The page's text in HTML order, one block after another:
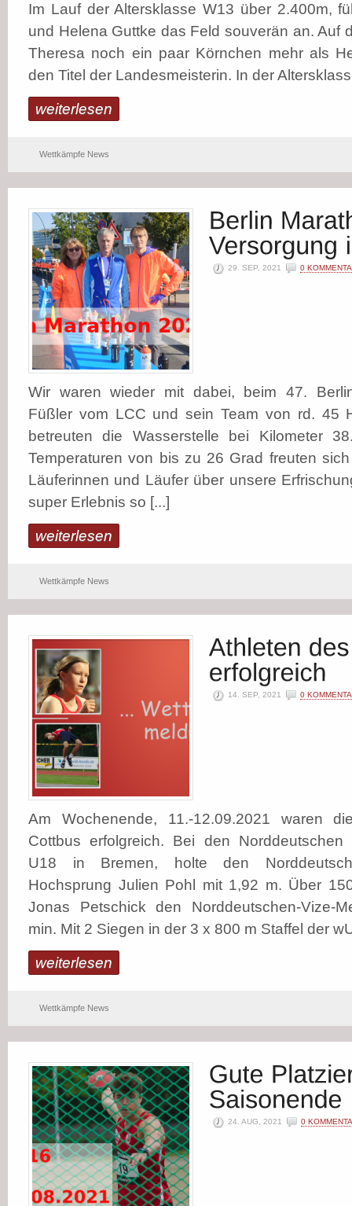
Im Lauf der Altersklasse W13 über 2.400m,
und Helena Guttke das Feld souverän an. Auf
Theresa noch ein paar Körnchen mehr als
den Titel der Landesmeisterin. In der
weiterlesen
Wettkämpfe News
29. SEP, 2021 0
Wir waren wieder mit dabei, beim 47.
Füßler vom LCC und sein Team von rd. 45
betreuten die Wasserstelle bei Kilometer
Temperaturen von bis zu 26 Grad freuten
Läuferinnen und Läufer über unsere
super Erlebnis so [...]
weiterlesen
Wettkämpfe News
14. SEP, 2021 0
Am Wochenende, 11.-12.09.2021 waren
Cottbus erfolgreich. Bei den Norddeutschen
U18 in Bremen, holte den
Hochsprung Julien Pohl mit 1,92 m. Über
Jonas Petschick den Norddeutschen-Vize-
min. Mit 2 Siegen in der 3 x 800 m Staffel der
weiterlesen
Wettkämpfe News
24. AUG, 2021 0